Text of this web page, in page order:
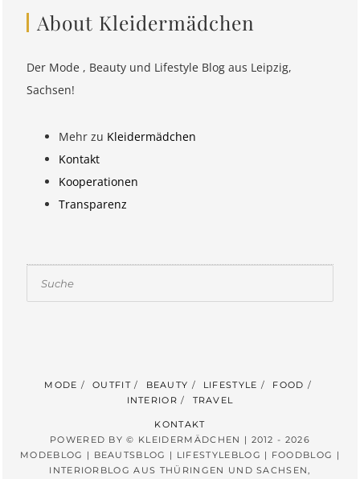
About Kleidermädchen
Der Mode , Beauty und Lifestyle Blog aus Leipzig,
Sachsen!
Mehr zu Kleidermädchen
Kontakt
Kooperationen
Transparenz
MODE OUTFIT BEAUTY LIFESTYLE
FOOD
INTERIOR
TRAVEL
KONTAKT
POWERED BY © KLEIDERMÄDCHEN | 2012 - 2026
MODEBLOG | BEAUTSBLOG | LIFESTYLEBLOG | FOODBLOG |
INTERIORBLOG AUS THÜRINGEN UND SACHSEN,